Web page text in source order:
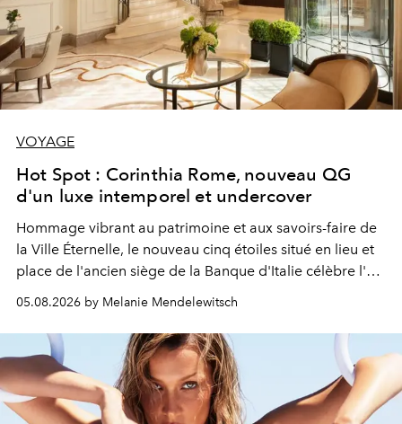
VOYAGE
Hot Spot : Corinthia Rome, nouveau QG
d'un luxe intemporel et undercover
Hommage vibrant au patrimoine et aux savoirs-faire de
la Ville Éternelle, le nouveau cinq étoiles situé en lieu et
place de l'ancien siège de la Banque d'Italie célèbre l'art
de vivre Romain dans toute son élégance intemporelle.
05.08.2026 by Melanie Mendelewitsch